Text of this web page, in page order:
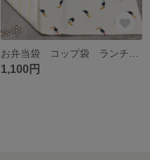
1,100円